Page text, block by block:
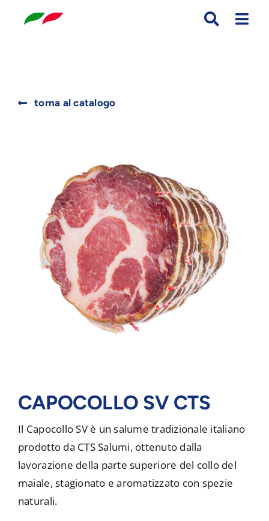
torna al catalogo
CAPOCOLLO SV CTS
Il Capocollo SV è un salume tradizionale italiano
prodotto da CTS Salumi, ottenuto dalla
lavorazione della parte superiore del collo del
maiale, stagionato e aromatizzato con spezie
naturali.
for: